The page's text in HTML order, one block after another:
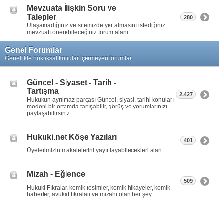
Mevzuata İlişkin Soru ve
Talepler
Ulaşamadığınız ve sitemizde yer almasını istediğiniz
mevzuatı önerebileceğiniz forum alanı.
280
Genel Forumlar
Genellikle hukuksal konular içermeyen forumlar.
Güncel - Siyaset - Tarih -
Tartışma
Hukukun ayrılmaz parçası Güncel, siyasi, tarihi konuları
medeni bir ortamda tartışabilir, görüş ve yorumlarınızı
paylaşabilirsiniz
2.427
Hukuki.net Köşe Yazıları
Üyelerimizin makalelerini yayınlayabilecekleri alan.
401
Mizah - Eğlence
Hukuki Fıkralar, komik resimler, komik hikayeler, komik
haberler, avukat fıkraları ve mizahi olan her şey.
509